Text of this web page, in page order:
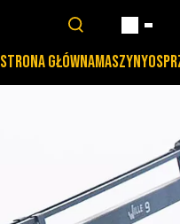
STRONA GŁÓWNAMASZYNY